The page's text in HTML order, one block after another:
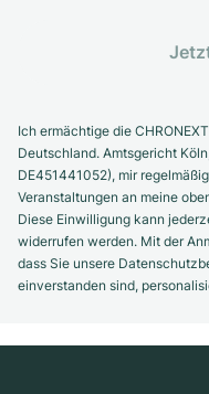
Ich ermächtige die
Deutschland. Amtsgericht
DE451441052), mir
Veranstaltungen an meine
Diese Einwilligung kann
widerrufen werden. Mit der
dass Sie unsere
einverstanden sind,